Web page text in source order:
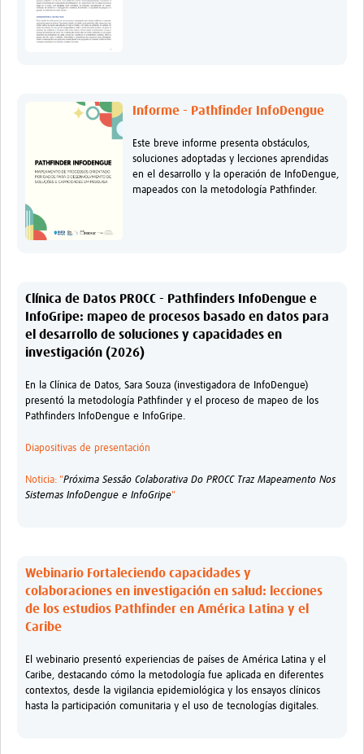
Informe - Pathfinder InfoDengue
Este breve informe presenta obstáculos,
soluciones adoptadas y lecciones aprendidas
en el desarrollo y la operación de InfoDengue,
mapeados con la metodología Pathfinder.
Clínica de Datos PROCC - Pathfinders InfoDengue e
InfoGripe: mapeo de procesos basado en datos para
el desarrollo de soluciones y capacidades en
investigación (2026)
En la Clínica de Datos, Sara Souza (investigadora de InfoDengue)
presentó la metodología Pathfinder y el proceso de mapeo de los
Pathfinders InfoDengue e InfoGripe.
Diapositivas de presentación
Noticia: "Próxima Sessão Colaborativa Do PROCC Traz Mapeamento Nos
Sistemas InfoDengue e InfoGripe"
Webinario Fortaleciendo capacidades y
colaboraciones en investigación en salud: lecciones
de los estudios Pathfinder en América Latina y el
Caribe
El webinario presentó experiencias de países de América Latina y el
Caribe, destacando cómo la metodología fue aplicada en diferentes
contextos, desde la vigilancia epidemiológica y los ensayos clínicos
hasta la participación comunitaria y el uso de tecnologías digitales.